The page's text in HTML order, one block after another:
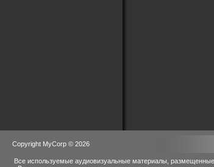
Copyright MyCorp © 2026
Все используемые аудиовизуальные материалы,